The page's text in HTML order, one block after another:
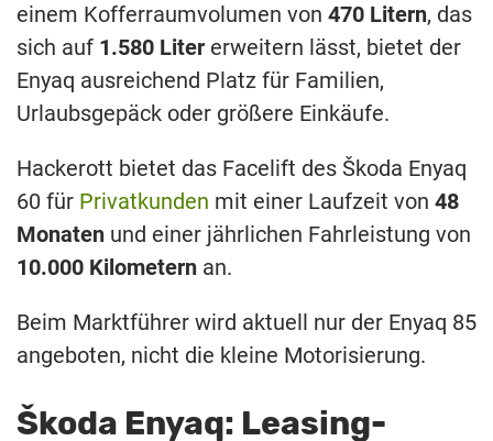
einem Kofferraumvolumen von 470 Litern, das
sich auf 1.580 Liter erweitern lässt, bietet der
Enyaq ausreichend Platz für Familien,
Urlaubsgepäck oder größere Einkäufe.
Hackerott bietet das Facelift des Škoda Enyaq
60 für Privatkunden mit einer Laufzeit von 48
Monaten und einer jährlichen Fahrleistung von
10.000 Kilometern an.
Beim Marktführer wird aktuell nur der Enyaq 85
angeboten, nicht die kleine Motorisierung.
Škoda Enyaq: Leasing-